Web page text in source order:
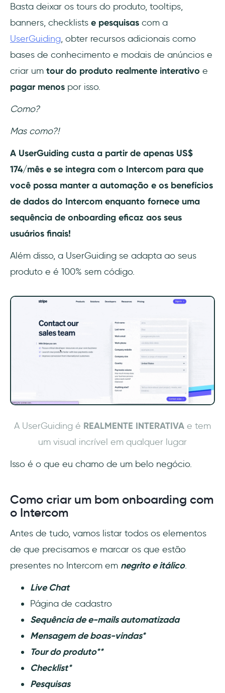
Basta deixar os tours do produto, tooltips,
banners, checklists e pesquisas com a
UserGuiding, obter recursos adicionais como
bases de conhecimento e modais de anúncios e
criar um tour do produto realmente interativo e
pagar menos por isso.
Como?
Mas como?!
A UserGuiding custa a partir de apenas US$
174/mês e se integra com o Intercom para que
você possa manter a automação e os benefícios
de dados do Intercom enquanto fornece uma
sequência de onboarding eficaz aos seus
usuários finais!
Além disso, a UserGuiding se adapta ao seus
produto e é 100% sem código.
A UserGuiding é REALMENTE INTERATIVA e tem
um visual incrível em qualquer lugar
Isso é o que eu chamo de um belo negócio.
Como criar um bom onboarding com
o Intercom
Antes de tudo, vamos listar todos os elementos
de que precisamos e marcar os que estão
presentes no Intercom em negrito e itálico.
Live Chat
Página de cadastro
Sequência de e-mails automatizada
Mensagem de boas-vindas*
Tour do produto**
Checklist*
Pesquisas